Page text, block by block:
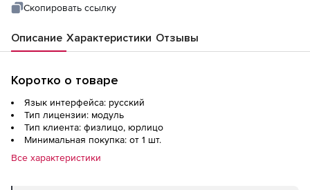
Скопировать ссылку
Описание Характеристики Отзывы
Коротко о товаре
Язык интерфейса: русский
Тип лицензии: модуль
Тип клиента: физлицо, юрлицо
Минимальная покупка: от 1 шт.
Все характеристики